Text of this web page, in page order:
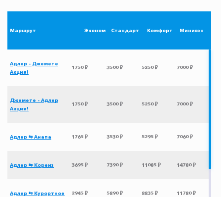
Маршрут Эконом Стандарт Комфорт Минивэн
Адлер - Джемете
Акция!
1750 ₽ 3500 ₽ 5250 ₽ 7000 ₽
Джемете - Адлер
Акция!
1750 ₽ 3500 ₽ 5250 ₽ 7000 ₽
Адлер ⇆ Анапа 1765 ₽ 3530 ₽ 5295 ₽ 7060 ₽
Адлер ⇆ Кореиз 3695 ₽ 7390 ₽ 11085 ₽ 14780 ₽
Адлер ⇆ Курортное 2945 ₽ 5890 ₽ 8835 ₽ 11780 ₽